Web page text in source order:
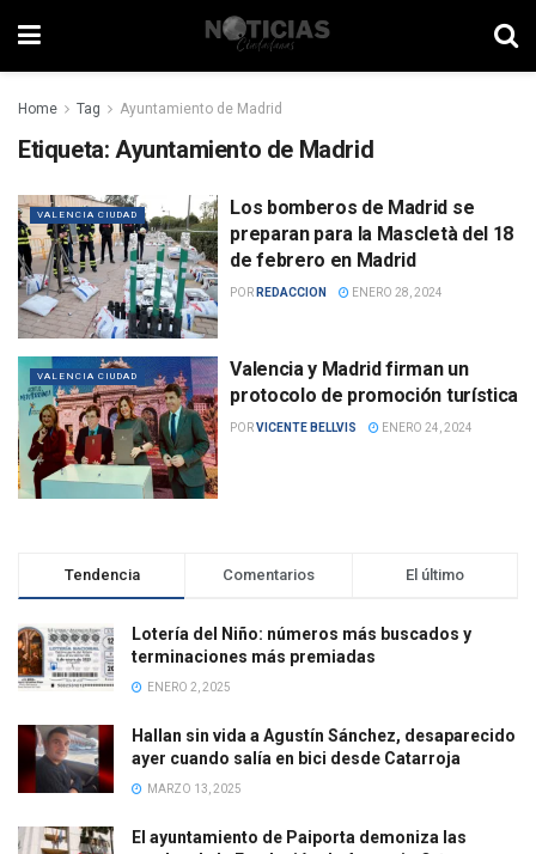
Home Tag Ayuntamiento de Madrid
Etiqueta: Ayuntamiento de Madrid
VALENCIA CIUDAD
Los bomberos de Madrid se
preparan para la Mascletà del 18
de febrero en Madrid
POR REDACCION ENERO 28, 2024
VALENCIA CIUDAD
Valencia y Madrid firman un
protocolo de promoción turística
PORVICENTE BELLVIS ENERO 24, 2024
Tendencia Comentarios El último
Lotería del Niño: números más buscados y
terminaciones más premiadas
ENERO 2, 2025
Hallan sin vida a Agustín Sánchez, desaparecido
ayer cuando salía en bici desde Catarroja
MARZO 13, 2025
El ayuntamiento de Paiporta demoniza las